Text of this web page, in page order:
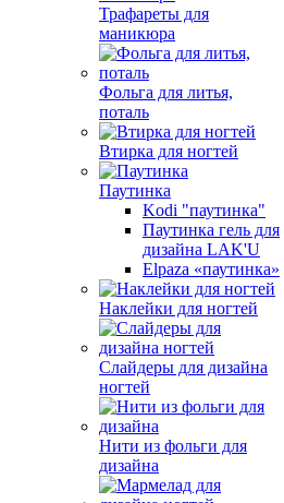
Трафареты для
маникюра
Фольга для литья,
поталь
Втирка для ногтей
Паутинка
Kodi "паутинка"
Паутинка гель для
дизайна LAK'U
Elpaza «паутинка»
Наклейки для ногтей
Слайдеры для дизайна
ногтей
Нити из фольги для
дизайна